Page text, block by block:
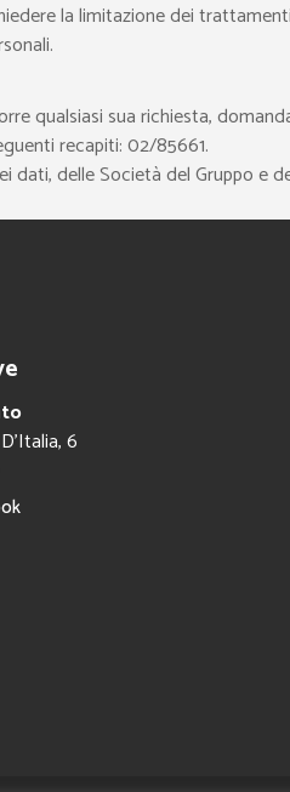
la limitazione dei
qualsiasi sua richiesta,
recapiti: 02/85661.
delle Società del Gruppo e
6